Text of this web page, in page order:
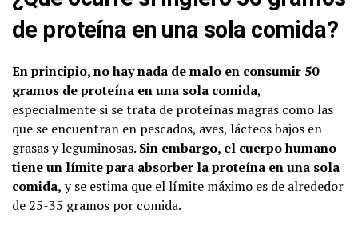
de proteína en una sola comida?
En principio, no hay nada de malo en consumir 50
gramos de proteína en una sola comida,
especialmente si se trata de proteínas magras como las
que se encuentran en pescados, aves, lácteos bajos en
grasas y leguminosas. Sin embargo, el cuerpo humano
tiene un límite para absorber la proteína en una sola
comida, y se estima que el límite máximo es de alrededor
de 25-35 gramos por comida.